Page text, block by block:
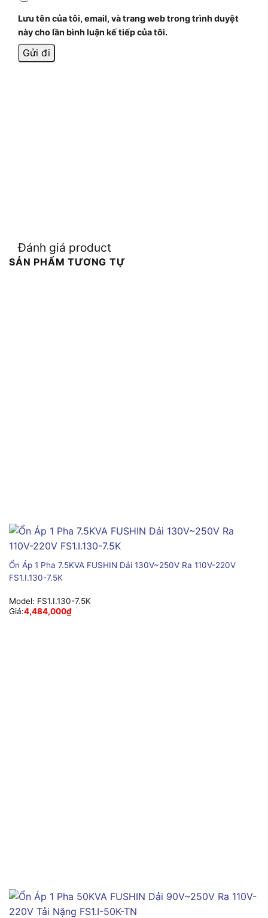
Lưu tên của tôi, email, và trang web trong trình duyệt
này cho lần bình luận kế tiếp của tôi.
Đánh giá product
SẢN PHẨM TƯƠNG TỰ
Ổn Áp 1 Pha 7.5KVA FUSHIN Dải 130V~250V Ra 110V-220V
FS1.I.130-7.5K
Model: FS1.I.130-7.5K
Giá:4,484,000₫